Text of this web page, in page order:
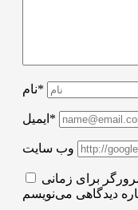
نام*
ایمیل*
وب سایت
برای زمانی